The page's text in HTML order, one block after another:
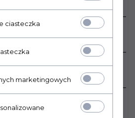
na sztuki
ciasteczka
marketingowych